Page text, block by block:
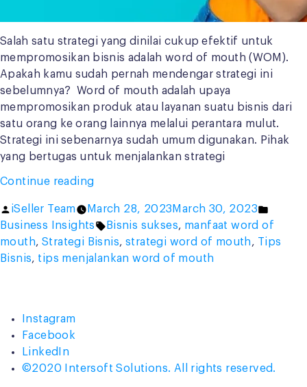
Salah satu strategi yang dinilai cukup efektif untuk
mempromosikan bisnis adalah word of mouth (WOM).
Apakah kamu sudah pernah mendengar strategi ini
sebelumnya? Word of mouth adalah upaya
mempromosikan produk atau layanan suatu bisnis dari
satu orang ke orang lainnya melalui perantara mulut.
Strategi ini sebenarnya sudah umum digunakan. Pihak
yang bertugas untuk menjalankan strategi
Continue reading“Strategi
of
Mouth:
Manfaat
dan
Posted
by
iSeller Team March 28, 2023 March 30, 2023
in
Business Insights Tags:
Bisnis sukses, manfaat word of
mouth, Strategi Bisnis, strategi word of mouth, Tips
Bisnis, tips menjalankan word of mouth
Instagram
Facebook
LinkedIn
©2020 Intersoft Solutions. All rights reserved.